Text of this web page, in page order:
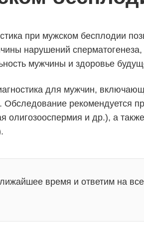
при мужском бесплодии
нарушений
мужчины и здоровье
для мужчин,
рекомендуется
и др.), а
время и ответим на все